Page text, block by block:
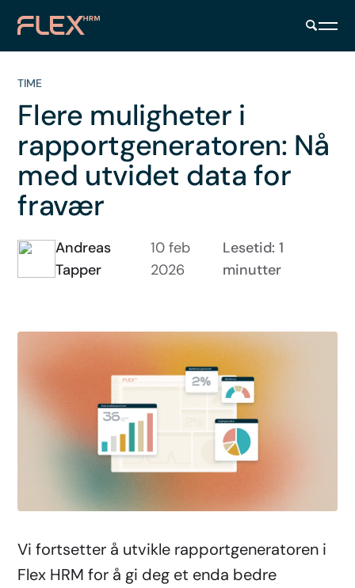
TIME
Flere muligheter i
rapportgeneratoren: Nå
med utvidet data for
fravær
Andreas
Tapper
10 feb
2026
Lesetid: 1
minutter
Vi fortsetter å utvikle rapportgeneratoren i
Flex HRM for å gi deg et enda bedre